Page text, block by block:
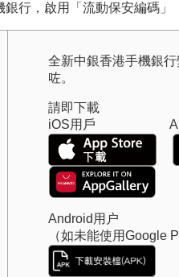
行，啟用「流動保安編碼」
全新中銀香港手機銀
咗。
請即下載
iOS用戶
Android用户
（如未能使用Google